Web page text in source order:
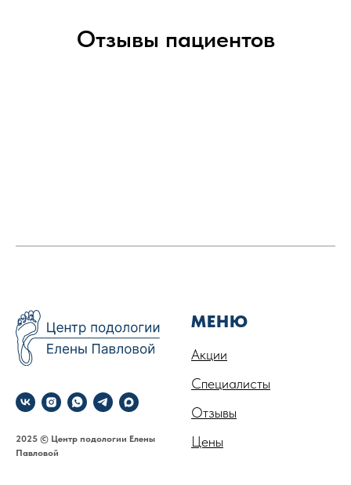
Отзывы пациентов
2025 © Центр подологии Елены
Павловой
МЕНЮ
Акции
Специалисты
Отзывы
Цены